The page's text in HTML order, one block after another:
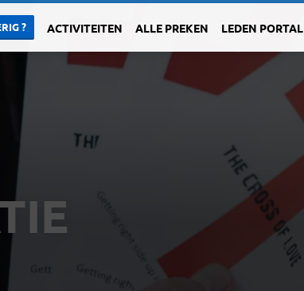
? ACTIVITEITEN ALLE PREKEN LEDEN PORTAL